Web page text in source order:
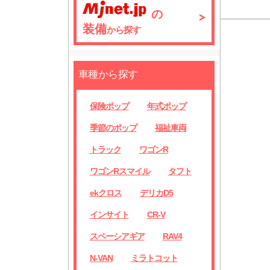
の
装備から探す
車種から探す
保険ポップ 年式ポップ
季節のポップ 福祉車両
トラック ワゴンR
ワゴンRスマイル タフト
ekクロス デリカD5
インサイト CR-V
スペーシアギア RAV4
N-VAN ミラトコット